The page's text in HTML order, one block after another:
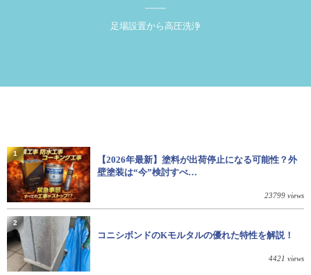
足場設置から高圧洗浄
【2026年最新】塗料が出荷停止になる可能性？外
壁塗装は“今”検討すべ…
23799 views
1
コニシボンドのKモルタルの優れた特性を解説！
4421 views
2